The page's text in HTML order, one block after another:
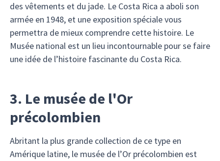
des vêtements et du jade. Le Costa Rica a aboli son
armée en 1948, et une exposition spéciale vous
permettra de mieux comprendre cette histoire. Le
Musée national est un lieu incontournable pour se faire
une idée de l’histoire fascinante du Costa Rica.
3. Le musée de l'Or
précolombien
Abritant la plus grande collection de ce type en
Amérique latine, le musée de l’Or précolombien est